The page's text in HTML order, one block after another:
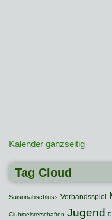
Kalender ganzseitig
Tag Cloud
Saisonabschluss Verbandsspiel
Clubmeisterschaften Jugend